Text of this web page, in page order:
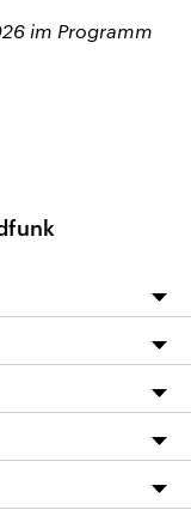
im Programm